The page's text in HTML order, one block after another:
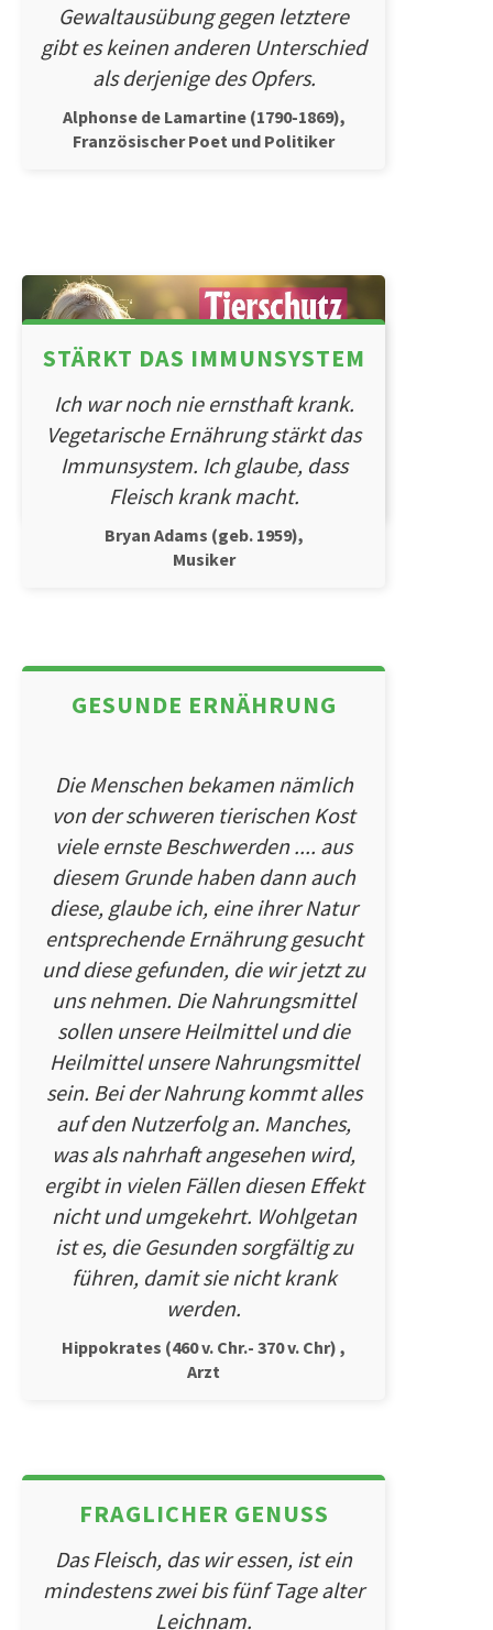
Gewaltausübung gegen letztere
gibt es keinen anderen Unterschied
als derjenige des Opfers.
Alphonse de Lamartine (1790-1869),
Französischer Poet und Politiker
STÄRKT DAS IMMUNSYSTEM
Ich war noch nie ernsthaft krank.
Vegetarische Ernährung stärkt das
Immunsystem. Ich glaube, dass
Fleisch krank macht.
Bryan Adams (geb. 1959),
Musiker
GESUNDE ERNÄHRUNG
Die Menschen bekamen nämlich
von der schweren tierischen Kost
viele ernste Beschwerden .... aus
diesem Grunde haben dann auch
diese, glaube ich, eine ihrer Natur
entsprechende Ernährung gesucht
und diese gefunden, die wir jetzt zu
uns nehmen. Die Nahrungsmittel
sollen unsere Heilmittel und die
Heilmittel unsere Nahrungsmittel
sein. Bei der Nahrung kommt alles
auf den Nutzerfolg an. Manches,
was als nahrhaft angesehen wird,
ergibt in vielen Fällen diesen Effekt
nicht und umgekehrt. Wohlgetan
ist es, die Gesunden sorgfältig zu
führen, damit sie nicht krank
werden.
Hippokrates (460 v. Chr.- 370 v. Chr) ,
Arzt
FRAGLICHER GENUSS
Das Fleisch, das wir essen, ist ein
mindestens zwei bis fünf Tage alter
Leichnam.